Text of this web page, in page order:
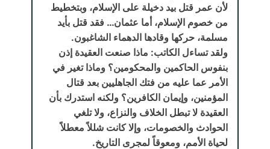
لأن عمر قتل بيد دخيلة على الإسلام، وبتخطيط
من خصوم الإسلام، أما عثمان… فقد قتل بأيد
مسلمة، حركها وقادها الدهماء الشاغبون.
ولقد تساءل الكاتب: ماذا صنعت العقيدة إذن
بنفوس الحاكمين والمحكومين؟ وماذا تغير في
الأمر عما عليه من فتك الجاهليين بعد قتال
المؤمنين، وإيمان الكافرين؟ ولكنه استدرك بأن
العقيدة لا تبطل الخلاف والنزاع، ولا تلغي
الحوادث والخصومات، وإلا كانت شللاً معطلاً
لحياة الأمم، ومعوقاً لمجرى التاريخ.